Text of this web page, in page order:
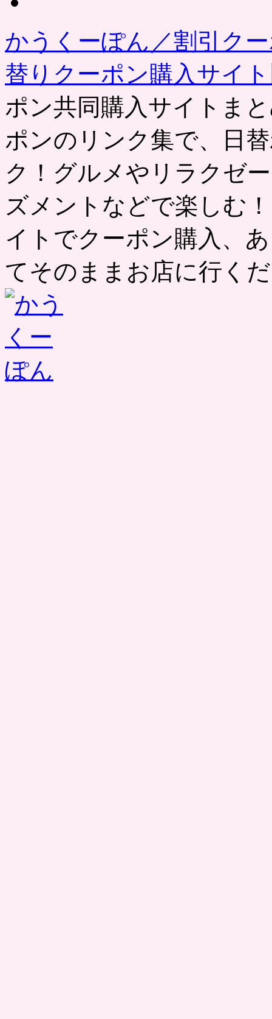
かうくーぽん／割引ク
替りクーポン購入サイ
ポン共同購入サイトま
ポンのリンク集で、日
ク！グルメやリラクゼ
ズメントなどで楽しむ
イトでクーポン購入、
てそのままお店に行く